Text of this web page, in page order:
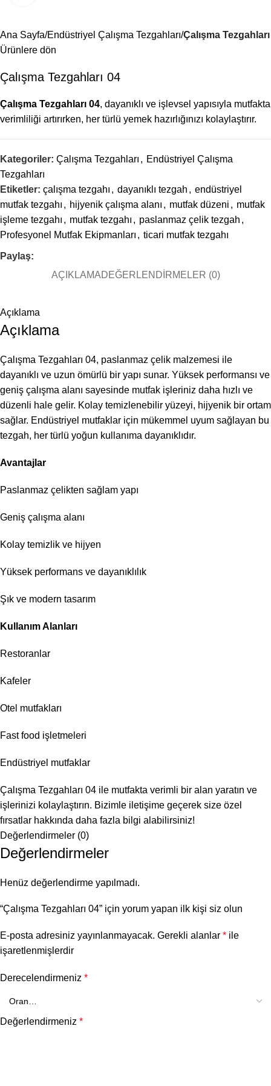
Ana Sayfa Endüstriyel Çalışma Tezgahları Çalışma Tezgahları
Ürünlere dön
Çalışma Tezgahları 04
Çalışma Tezgahları 04, dayanıklı ve işlevsel yapısıyla mutfakta
verimliliği artırırken, her türlü yemek hazırlığınızı kolaylaştırır.
Kategoriler: Çalışma Tezgahları , Endüstriyel Çalışma
Tezgahları
Etiketler: çalışma tezgahı , dayanıklı tezgah , endüstriyel
mutfak tezgahı , hijyenik çalışma alanı , mutfak düzeni , mutfak
işleme tezgahı , mutfak tezgahı , paslanmaz çelik tezgah ,
Profesyonel Mutfak Ekipmanları , ticari mutfak tezgahı
Paylaş:
AÇIKLAMADEĞERLENDIRMELER (0)
Açıklama
Açıklama
Çalışma Tezgahları 04, paslanmaz çelik malzemesi ile
dayanıklı ve uzun ömürlü bir yapı sunar. Yüksek performansı ve
geniş çalışma alanı sayesinde mutfak işleriniz daha hızlı ve
düzenli hale gelir. Kolay temizlenebilir yüzeyi, hijyenik bir ortam
sağlar. Endüstriyel mutfaklar için mükemmel uyum sağlayan bu
tezgah, her türlü yoğun kullanıma dayanıklıdır.
Avantajlar
Paslanmaz çelikten sağlam yapı
Geniş çalışma alanı
Kolay temizlik ve hijyen
Yüksek performans ve dayanıklılık
Şık ve modern tasarım
Kullanım Alanları
Restoranlar
Kafeler
Otel mutfakları
Fast food işletmeleri
Endüstriyel mutfaklar
Çalışma Tezgahları 04 ile mutfakta verimli bir alan yaratın ve
işlerinizi kolaylaştırın. Bizimle iletişime geçerek size özel
fırsatlar hakkında daha fazla bilgi alabilirsiniz!
Değerlendirmeler (0)
Değerlendirmeler
Henüz değerlendirme yapılmadı.
“Çalışma Tezgahları 04” için yorum yapan ilk kişi siz olun
E-posta adresiniz yayınlanmayacak. Gerekli alanlar * ile
işaretlenmişlerdir
Derecelendirmeniz *
Değerlendirmeniz *